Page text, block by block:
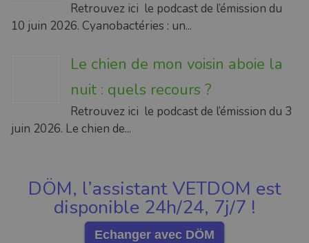
Retrouvez ici le podcast de l’émission du
10 juin 2026. Cyanobactéries : un...
Le chien de mon voisin aboie la
nuit : quels recours ?
Retrouvez ici le podcast de l’émission du 3
juin 2026. Le chien de...
DÖM, l’assistant VETDOM est
disponible 24h/24, 7j/7 !
Echanger avec DÖM